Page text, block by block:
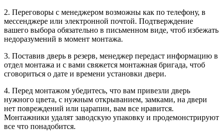
2. Переговоры с менеджером возможны как по телефону, в
мессенджере или электронной почтой. Подтверждение
вашего выбора обязательно в письменном виде, чтоб избежать
недоразумений в момент монтажа.
3. Поставив дверь в резерв, менеджер передаст информацию в
отдел монтажа и с вами свяжется монтажная бригада, чтоб
сговориться о дате и времени установки двери.
4. Перед монтажом убедитесь, что вам привезли дверь
нужного цвета, с нужным открыванием, замками, на двери
нет повреждений или царапин, вам все нравится.
Монтажники удалят заводскую упаковку и продемонстрируют
все что понадобится.